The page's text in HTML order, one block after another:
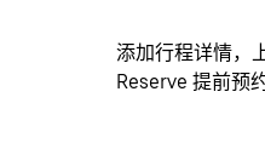
添加行程详情，
Reserve 提前预